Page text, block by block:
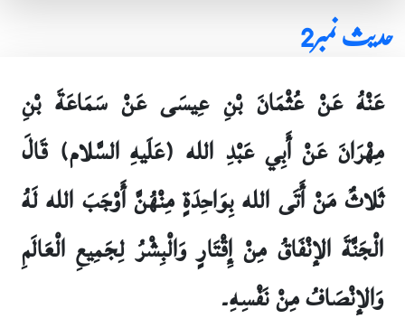
حدیث نمبر2
عَنْهُ عَنْ عُثْمَانَ بْنِ عِيسَى عَنْ سَمَاعَةَ بْنِ
مِهْرَانَ عَنْ أَبِي عَبْدِ الله (عَلَيهِ السَّلام) قَالَ
ثَلاثٌ مَنْ أَتَى الله بِوَاحِدَةٍ مِنْهُنَّ أَوْجَبَ الله لَهُ
الْجَنَّةَ الإنْفَاقُ مِنْ إِقْتَارٍ وَالْبِشْرُ لِجَمِيعِ الْعَالَمِ
وَالإنْصَافُ مِنْ نَفْسِهِ۔